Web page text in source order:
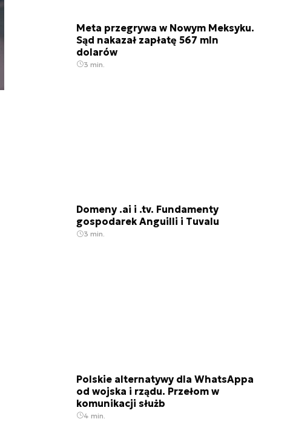
Meta przegrywa w Nowym Meksyku.
Sąd nakazał zapłatę 567 mln
dolarów
3 min.
Domeny .ai i .tv. Fundamenty
gospodarek Anguilli i Tuvalu
3 min.
Polskie alternatywy dla WhatsAppa
od wojska i rządu. Przełom w
komunikacji służb
4 min.